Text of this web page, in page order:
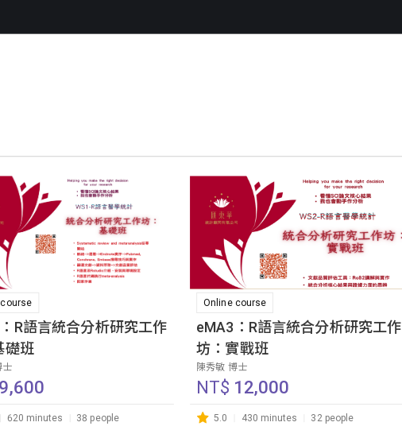
R語言統合分析研究工作
礎班
士
9,600
620 minutes 38 people
Online course
eMA3：R語言統合分析研究工作
坊：實戰班
陳秀敏 博士
NT$ 12,000
5.0 430 minutes 32 people